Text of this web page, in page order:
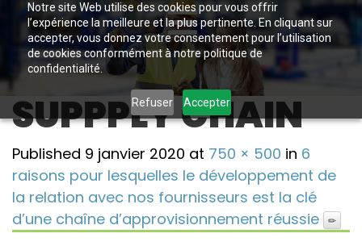
Notre site Web utilise des cookies pour vous offrir
l’expérience la meilleure et la plus pertinente. En cliquant sur
accepter, vous donnez votre consentement pour l’utilisation
de cookies conformément à notre politique de
confidentialité.
Refuser Accepter
SUPPPLY CHAIN
Published 9 janvier 2020 at 750 × 500 in 6
raisons pour lesquelles le développement de
la relation avec nos fournisseurs est la clé
d’une chaîne d’approvisionnement réussie